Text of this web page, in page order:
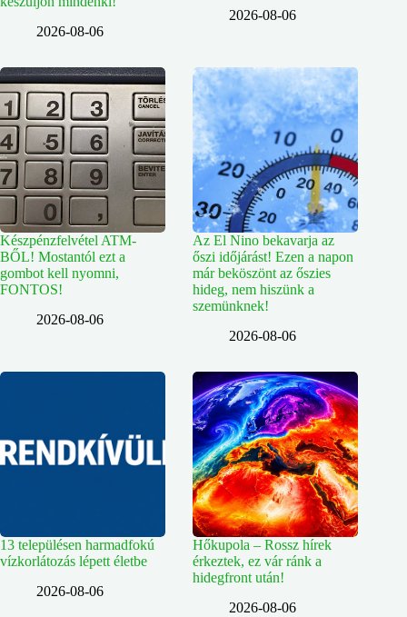
2026-08-06
2026-08-06
Készpénzfelvétel ATM-
BŐL! Mostantól ezt a
gombot kell nyomni,
FONTOS!
2026-08-06
Az El Nino bekavarja az
őszi időjárást! Ezen a napon
már beköszönt az őszies
hideg, nem hiszünk a
szemünknek!
2026-08-06
13 településen harmadfokú
vízkorlátozás lépett életbe
2026-08-06
Hőkupola – Rossz hírek
érkeztek, ez vár ránk a
hidegfront után!
2026-08-06